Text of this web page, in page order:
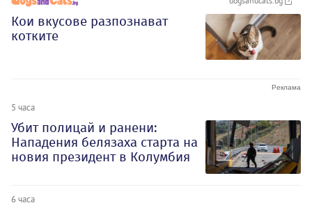
Кои вкусове разпознават
котките
5 часа
Убит полицай и ранени:
Нападения белязаха старта на
новия президент в Колумбия
6 часа